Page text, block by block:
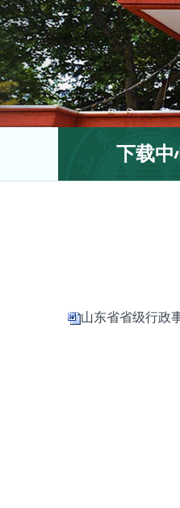
下载中
山东省省级行政